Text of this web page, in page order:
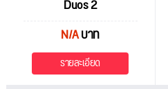
Duos 2
N/Aบาท
รายละเอียด